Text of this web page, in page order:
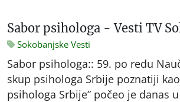
Sabor psihologa - Vesti TV
Sokobanjske Vesti
Sabor psihologa:: 59. po redu
skup psihologa Srbije poznatiji
psihologa Srbije” počeo je danas